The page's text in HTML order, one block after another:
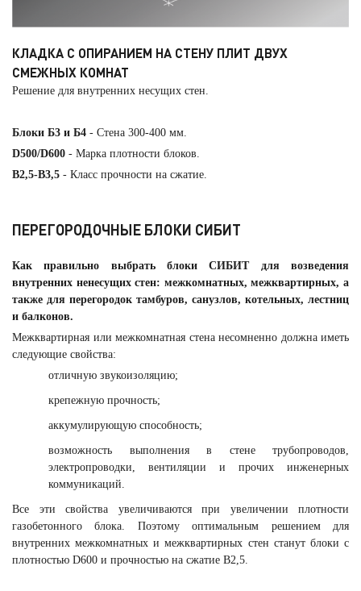
КЛАДКА С ОПИРАНИЕМ НА СТЕНУ ПЛИТ ДВУХ
СМЕЖНЫХ КОМНАТ
Решение для внутренних несущих стен.
Блоки Б3 и Б4 - Стена 300-400 мм.
D500/D600 - Марка плотности блоков.
B2,5-B3,5 - Класс прочности на сжатие.
ПЕРЕГОРОДОЧНЫЕ БЛОКИ СИБИТ
Как правильно выбрать блоки СИБИТ для возведения
внутренних ненесущих стен: межкомнатных, межквартирных, а
также для перегородок тамбуров, санузлов, котельных, лестниц
и балконов.
Межквартирная или межкомнатная стена несомненно должна иметь
следующие свойства:
отличную звукоизоляцию;
крепежную прочность;
аккумулирующую способность;
возможность выполнения в стене трубопроводов,
электропроводки, вентиляции и прочих инженерных
коммуникаций.
Все эти свойства увеличиваются при увеличении плотности
газобетонного блока. Поэтому оптимальным решением для
внутренних межкомнатных и межквартирных стен станут блоки с
плотностью D600 и прочностью на сжатие В2,5.